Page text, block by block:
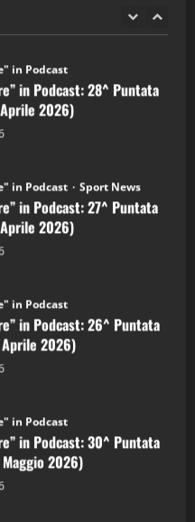
in Podcast
in Podcast: 28^ Puntata
2026)
in Podcast Sport News
in Podcast: 27^ Puntata
2026)
in Podcast
in Podcast: 26^ Puntata
2026)
in Podcast
in Podcast: 30^ Puntata
2026)